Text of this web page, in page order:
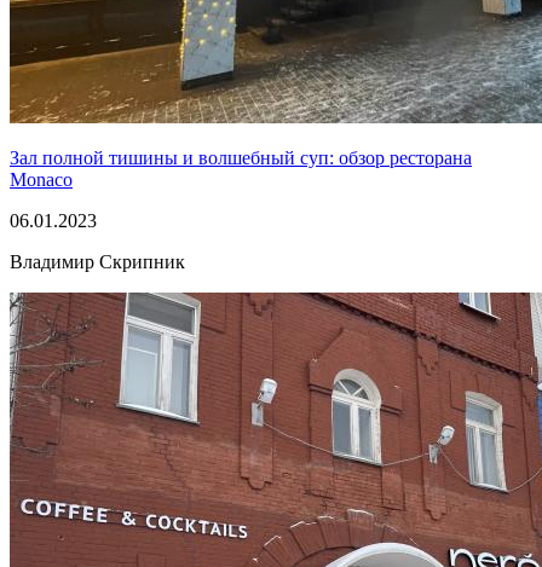
Зал полной тишины и волшебный суп: обзор ресторана
Monaco
06.01.2023
Владимир Скрипник